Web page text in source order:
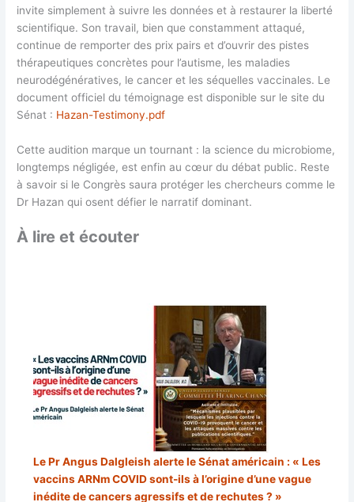
invite simplement à suivre les données et à restaurer la liberté
scientifique. Son travail, bien que constamment attaqué,
continue de remporter des prix pairs et d’ouvrir des pistes
thérapeutiques concrètes pour l’autisme, les maladies
neurodégénératives, le cancer et les séquelles vaccinales. Le
document officiel du témoignage est disponible sur le site du
Sénat : Hazan-Testimony.pdf
Cette audition marque un tournant : la science du microbiome,
longtemps négligée, est enfin au cœur du débat public. Reste
à savoir si le Congrès saura protéger les chercheurs comme le
Dr Hazan qui osent défier le narratif dominant.
À lire et écouter
Le Pr Angus Dalgleish alerte le Sénat américain : « Les
vaccins ARNm COVID sont-ils à l’origine d’une vague
inédite de cancers agressifs et de rechutes ? »